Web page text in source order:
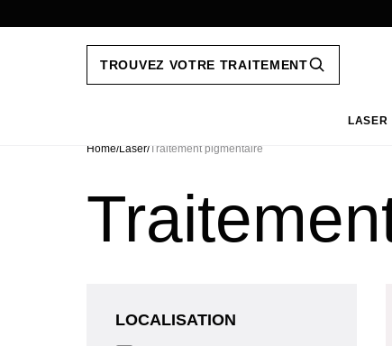
TROUVEZ VOTRE TRAITEMENT
LASER
Home/Laser/ Traitement pigmentaire
LOCALISATION